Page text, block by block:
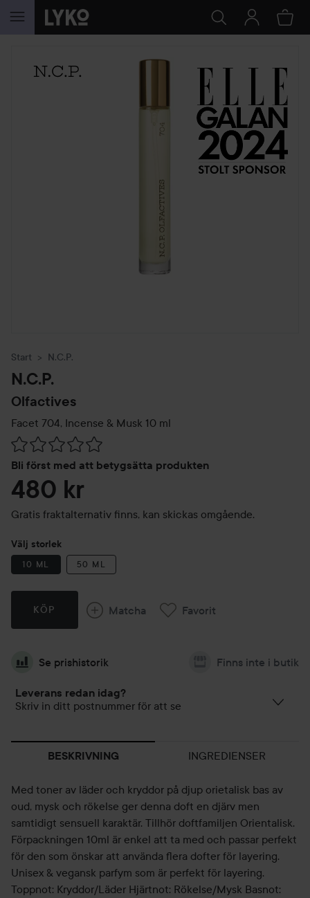
HOPPA TILL INNEHÅLLET
Start N.C.P.
N.C.P.
Olfactives
Facet 704, Incense & Musk 10 ml
Bli först med att betygsätta produkten
Hoppa till Betyg & kommentarer
480 kr
Gratis fraktalternativ finns, kan skickas omgående.
Välj storlek
10 ML 50 ML
KÖP Matcha Favorit
Se prishistorik Finns inte i butik
Leverans redan idag?
Skriv in ditt postnummer för att se
BESKRIVNING INGREDIENSER
Med toner av läder och kryddor på djup orietalisk bas av
oud, mysk och rökelse ger denna doft en djärv men
samtidigt sensuell karaktär. Tillhör doftfamiljen Orientalisk.
Förpackningen 10ml är enkel att ta med och passar perfekt
för den som önskar att använda flera dofter för layering.
Unisex & vegansk parfym som är perfekt för layering.
Toppnot: Kryddor/Läder Hjärtnot: Rökelse/Mysk Basnot: